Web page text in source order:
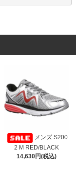
メンズ S200
2 M RED/BLACK
14,630円(税込)